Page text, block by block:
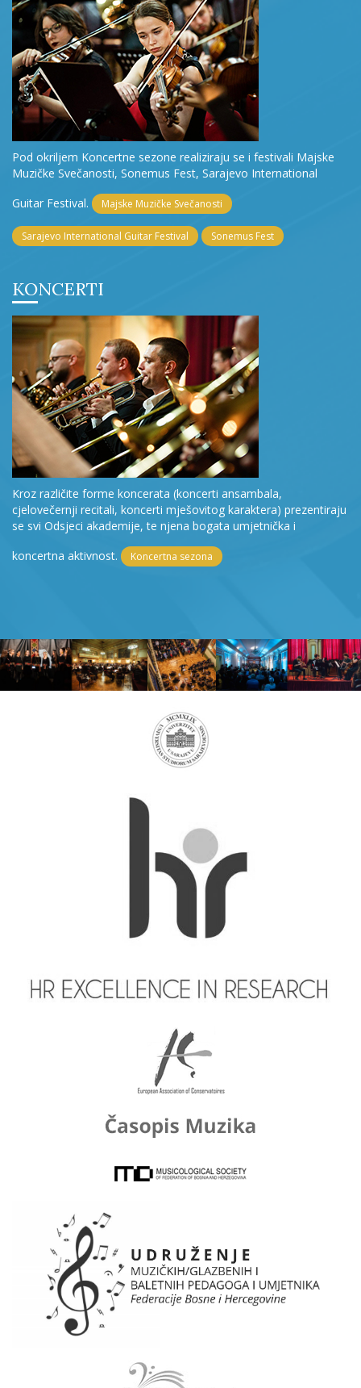
Pod okriljem Koncertne sezone realiziraju se i festivali Majske
Muzičke Svečanosti, Sonemus Fest, Sarajevo International
Guitar Festival.
Majske Muzičke Svečanosti
Sarajevo International Guitar Festival Sonemus Fest
KONCERTI
Kroz različite forme koncerata (koncerti ansambala,
cjelovečernji recitali, koncerti mješovitog karaktera) prezentiraju
se svi Odsjeci akademije, te njena bogata umjetnička i
koncertna aktivnost.
Koncertna sezona